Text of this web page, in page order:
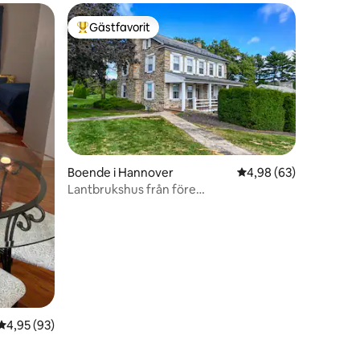
av 5 i genomsnittligt betyg, 93 omdömen
4,95 (93)
Populär gästfavorit
Gästfavorit
Boende i Hannover 4,98 av 5 i
4,98 (63)
Lantbrukshus från före